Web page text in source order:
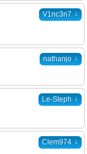
V1nc3n7 ↓
nathanjo ↓
Le-Steph ↓
Clem974 ↓